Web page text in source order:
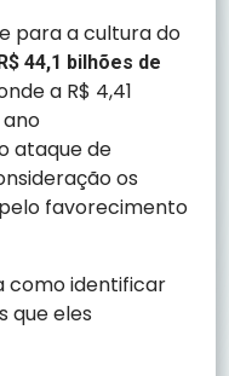
para a cultura do
44,1 bilhões de
a R$ 4,41
ataque de
os
favorecimento
como identificar
que eles